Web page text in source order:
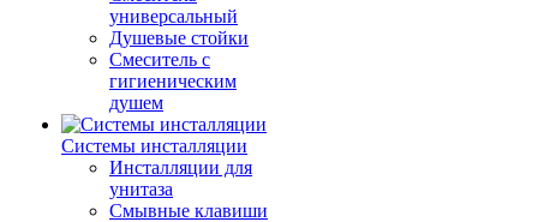
универсальный
Душевые стойки
Смеситель с
гигиеническим
душем
Системы инсталляции
Инсталляции для
унитаза
Смывные клавиши